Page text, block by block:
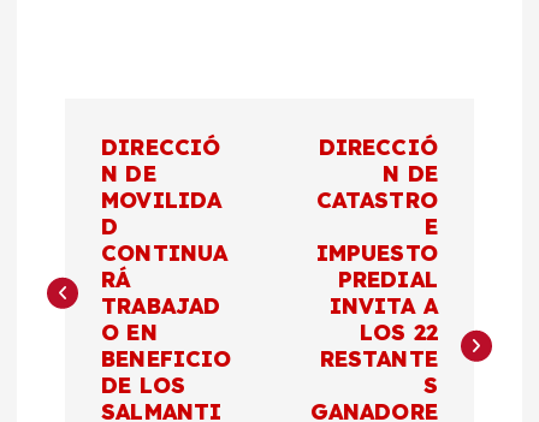
e
DIRECCIÓ
N DE
MOVILIDA
D
CONTINUA
RÁ
TRABAJAD
O EN
BENEFICIO
DE LOS
SALMANTI
DIRECCIÓ
N DE
CATASTRO
E
IMPUESTO
PREDIAL
INVITA A
LOS 22
RESTANTE
S
GANADORE